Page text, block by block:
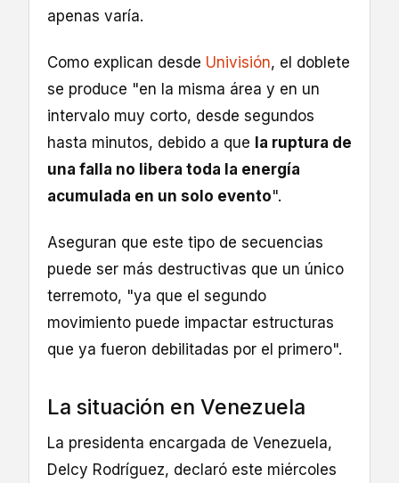
apenas varía.
Como explican desde Univisión, el doblete
se produce "en la misma área y en un
intervalo muy corto, desde segundos
hasta minutos, debido a que la ruptura de
una falla no libera toda la energía
acumulada en un solo evento".
Aseguran que este tipo de secuencias
puede ser más destructivas que un único
terremoto, "ya que el segundo
movimiento puede impactar estructuras
que ya fueron debilitadas por el primero".
La situación en Venezuela
La presidenta encargada de Venezuela,
Delcy Rodríguez, declaró este miércoles